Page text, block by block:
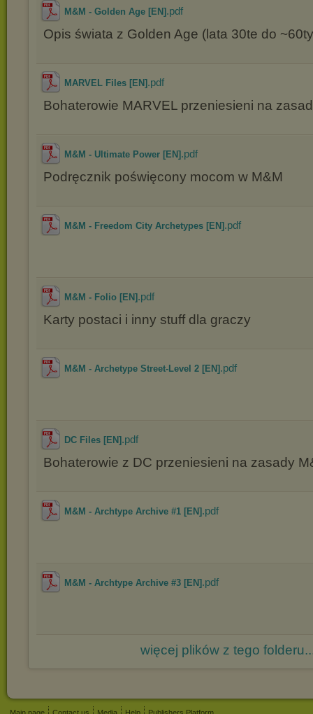
M&M - Golden Age [EN] .pdf
Opis świata z Golden Age (lata 30te do
MARVEL Files [EN] .pdf
Bohaterowie MARVEL przeniesieni na
M&M - Ultimate Power [EN] .pdf
Podręcznik poświęcony mocom w M&M
M&M - Freedom City Archetypes [EN] .pdf
M&M - Folio [EN] .pdf
Karty postaci i inny stuff dla graczy
M&M - Archetype Street-Level 2 [EN] .pdf
DC Files [EN] .pdf
Bohaterowie z DC przeniesieni na zasady
M&M - Archtype Archive #1 [EN] .pdf
M&M - Archtype Archive #3 [EN] .pdf
więcej plików z tego